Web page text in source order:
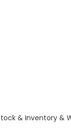
& Inventory &